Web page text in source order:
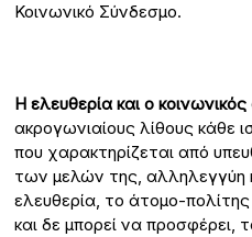
Κοινωνικό Σύνδεσμο.
Η ελευθερία και ο
ακρογωνιαίους λίθους κάθε
που χαρακτηρίζεται από
των μελών της, αλληλεγγύη
ελευθερία, το άτομο-
και δε μπορεί να προσφέρει,